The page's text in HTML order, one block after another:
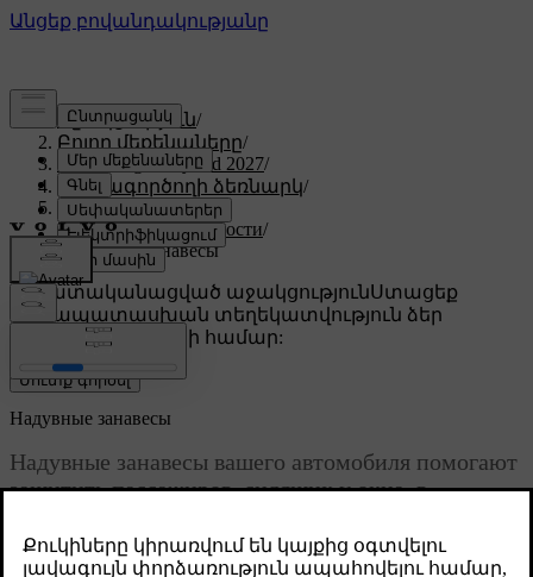
Աջակցություն/
Բոլոր մեքենաները/
XC60 Plug-in Hybrid 2027/
Օգտագործողի ձեռնարկ/
Безопасность/
Подушки безопасности/
Надувные занавесы
Անհատականացված աջակցությունՍտացեք
համապատասխան տեղեկատվություն ձեր
կոնկրետ մեքենայի համար:
Մուտք գործել
Надувные занавесы
Надувные занавесы вашего автомобиля помогают
защитить пассажиров, сидящих у окна, в
над дверями с обеих сторон автомобиля.